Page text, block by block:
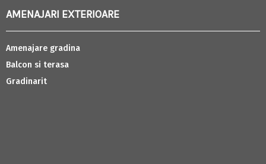
AMENAJARI EXTERIOARE
Amenajare gradina
Balcon si terasa
Gradinarit